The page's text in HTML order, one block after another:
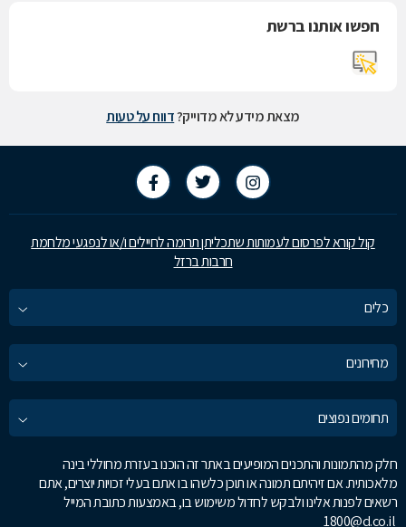
חפשו אותנו ברשת
מצאת מידע לא מדוייק?דווח על טעות
קול קורא לפרסום לעמותות שתכליתן תרומה לחיילים ו/או לנפגעי מלחמת
חרבות ברזל
כלים
מחירונים
תחומים נפוצים
חלק מהתמונות והתכנים המופיעים באתר זה הוכנו בעזרת מחוללי בינה
מלאכותית. אם זיהיתם תמונה או תוכן כלשהו בו אתם בעלי זכויות יוצרים, אתם
רשאים לפנות אלינו ולבקש לחדול משימוש בו, באמצעות כתובת המייל
1800@d.co.il